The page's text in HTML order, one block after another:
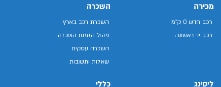
מכירה
רכב חדש 0 ק"מ
רכב יד ראשונה
השכרה
השכרת רכב בארץ
ניהול הזמנת השכרה
השכרה עסקית
שאלות ותשובות
ליסינג כללי